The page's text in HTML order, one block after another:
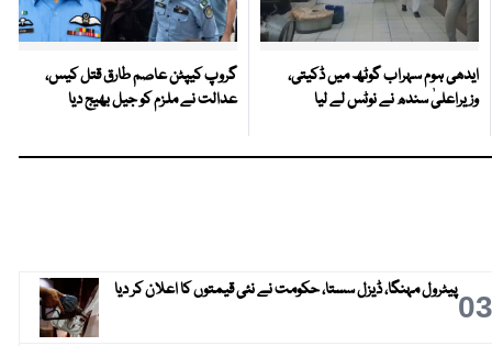
ایدھی ہوم سہراب گوٹھ میں ڈکیتی،
وزیراعلیٰ سندھ نے نوٹس لے لیا
گروپ کیپٹن عاصم طارق قتل کیس،
عدالت نے ملزم کو جیل بھیج دیا
03پیٹرول مہنگا، ڈیزل سستا، حکومت نے نئی قیمتوں کا اعلان کر دیا